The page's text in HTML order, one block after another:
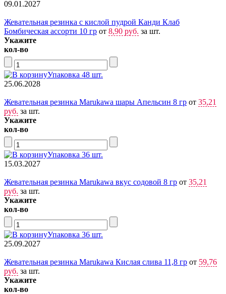
09.01.2027
Жевательная резинка с кислой пудрой Канди Клаб
Бомбическая ассорти 10 гр от 8,90 руб. за шт.
Укажите
кол-во
Упаковка 48 шт.
25.06.2028
Жевательная резинка Marukawa шары Апельсин 8 гр от 35,21
руб. за шт.
Укажите
кол-во
Упаковка 36 шт.
15.03.2027
Жевательная резинка Marukawa вкус содовой 8 гр от 35,21
руб. за шт.
Укажите
кол-во
Упаковка 36 шт.
25.09.2027
Жевательная резинка Marukawa Кислая слива 11,8 гр от 59,76
руб. за шт.
Укажите
кол-во